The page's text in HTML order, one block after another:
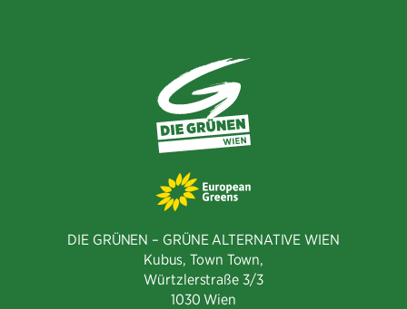
DIE GRÜNEN – GRÜNE ALTERNATIVE WIEN
Kubus, Town Town,
Würtzlerstraße 3/3​
1030 Wien